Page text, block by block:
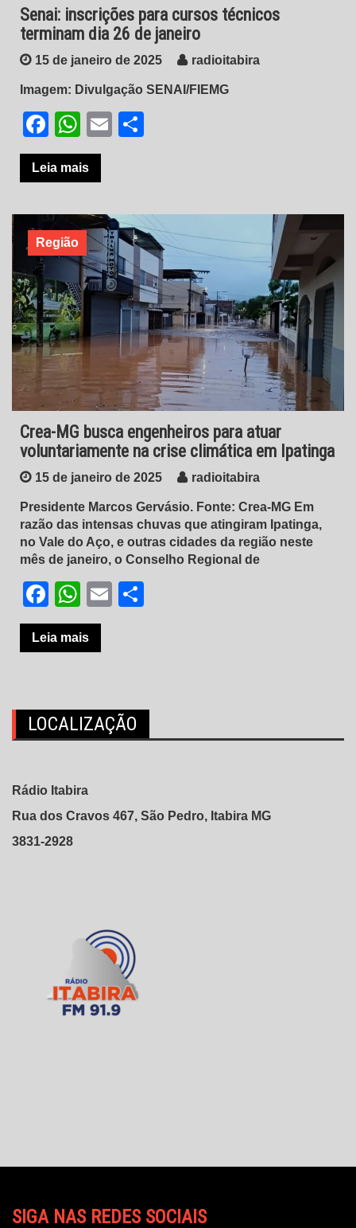
Senai: inscrições para cursos técnicos
terminam dia 26 de janeiro
15 de janeiro de 2025 radioitabira
Imagem: Divulgação SENAI/FIEMG
Facebook
WhatsApp
Email
Leia mais
Região
Crea-MG busca engenheiros para atuar
voluntariamente na crise climática em Ipatinga
15 de janeiro de 2025 radioitabira
Presidente Marcos Gervásio. Fonte: Crea-MG Em
razão das intensas chuvas que atingiram Ipatinga,
no Vale do Aço, e outras cidades da região neste
mês de janeiro, o Conselho Regional de
Facebook
WhatsApp
Email
Leia mais
LOCALIZAÇÃO
Rádio Itabira
Rua dos Cravos 467, São Pedro, Itabira MG
3831-2928
SIGA NAS REDES SOCIAIS